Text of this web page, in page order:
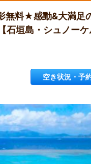
無料★感動&大満足
石垣島・シュノー
空き状況・予